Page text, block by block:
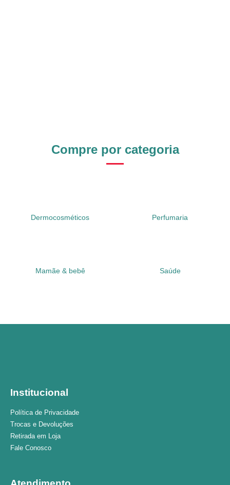
Compre por categoria
Dermocosméticos Perfumaria
Mamãe & bebê Saúde
Institucional
Política de Privacidade
Trocas e Devoluções
Retirada em Loja
Fale Conosco